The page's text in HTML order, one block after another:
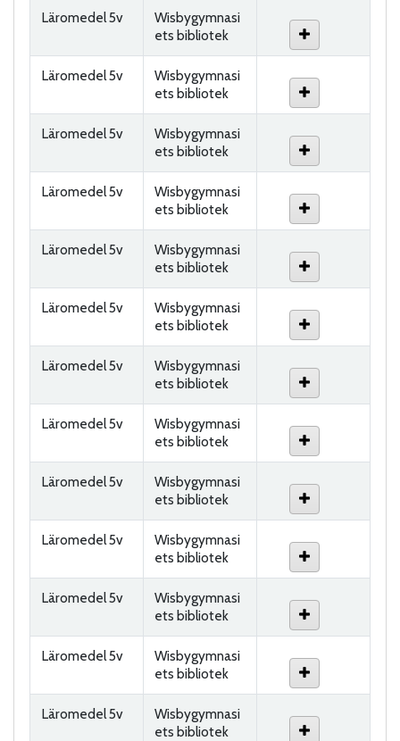
Läromedel 5v
Wisbygymnasi
ets bibliotek
Läromedel 5v
Wisbygymnasi
ets bibliotek
Läromedel 5v
Wisbygymnasi
ets bibliotek
Läromedel 5v
Wisbygymnasi
ets bibliotek
Läromedel 5v
Wisbygymnasi
ets bibliotek
Läromedel 5v
Wisbygymnasi
ets bibliotek
Läromedel 5v
Wisbygymnasi
ets bibliotek
Läromedel 5v
Wisbygymnasi
ets bibliotek
Läromedel 5v
Wisbygymnasi
ets bibliotek
Läromedel 5v
Wisbygymnasi
ets bibliotek
Läromedel 5v
Wisbygymnasi
ets bibliotek
Läromedel 5v
Wisbygymnasi
ets bibliotek
Läromedel 5v
Wisbygymnasi
ets bibliotek